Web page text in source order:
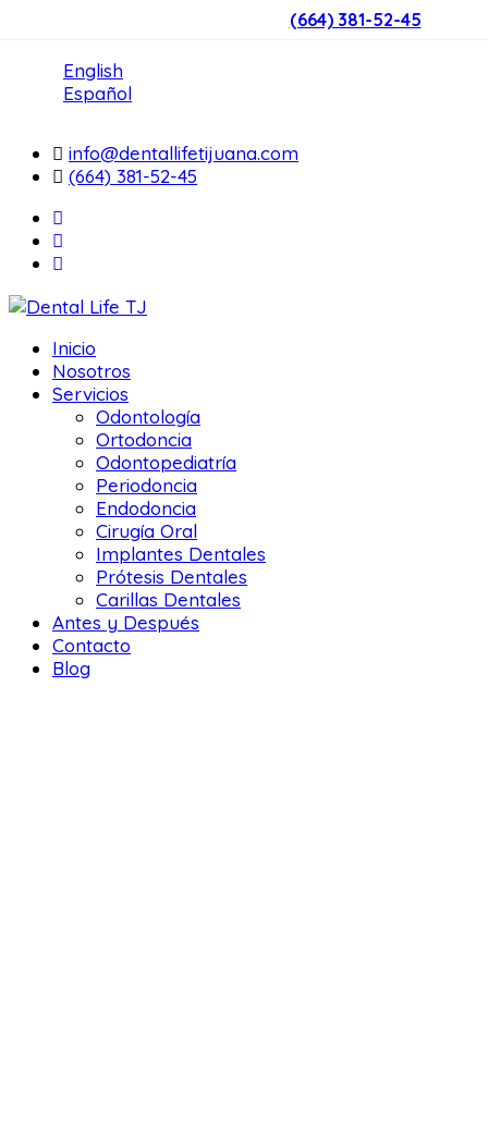
(664) 381-52-45
English
Español
info@dentallifetijuana.com
(664) 381-52-45
Inicio
Nosotros
Servicios
Odontología
Ortodoncia
Odontopediatría
Periodoncia
Endodoncia
Cirugía Oral
Implantes Dentales
Prótesis Dentales
Carillas Dentales
Antes y Después
Contacto
Blog